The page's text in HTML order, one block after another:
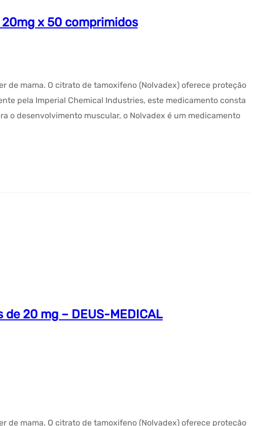
x 50 comprimidos
de mama. O citrato de tamoxifeno (Nolvadex) oferece proteção
pela Imperial Chemical Industries, este medicamento consta
o desenvolvimento muscular, o Nolvadex é um medicamento
20 mg – DEUS-MEDICAL
de mama. O citrato de tamoxifeno (Nolvadex) oferece proteção